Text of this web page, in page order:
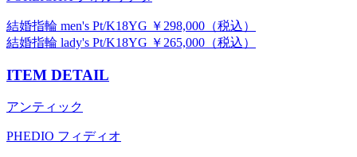
結婚指輪 men's Pt/K18YG ￥298,000（税込）
結婚指輪 lady's Pt/K18YG ￥265,000（税込）
ITEM DETAIL
アンティック
PHEDIO フィディオ